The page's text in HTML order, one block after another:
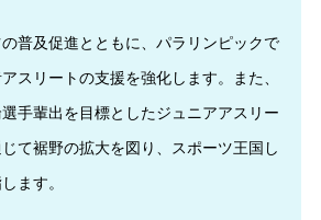
の普及促進とともに、パラリンピックで
スリートの支援を強化します。また、
手輩出を目標としたジュニアアスリー
て裾野の拡大を図り、スポーツ王国し
ます。